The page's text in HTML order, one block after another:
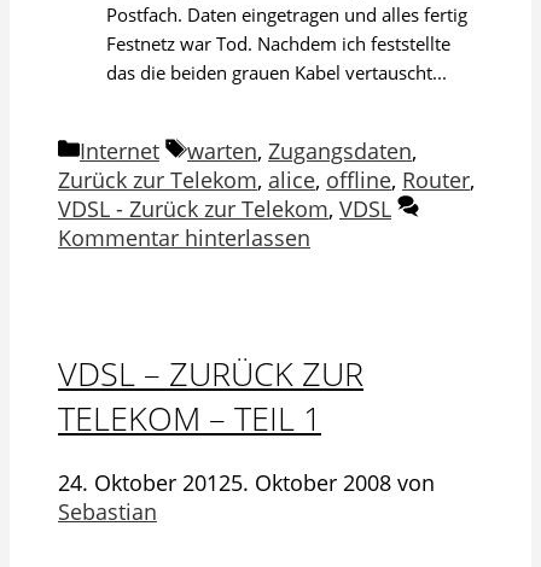
Postfach. Daten eingetragen und alles fertig
Festnetz war Tod. Nachdem ich feststellte
das die beiden grauen Kabel vertauscht...
Kategorien
Internet Schlagwörter
warten, Zugangsdaten,
Zurück zur Telekom, alice, offline, Router,
VDSL - Zurück zur Telekom, VDSL
Kommentar hinterlassen
VDSL – ZURÜCK ZUR
TELEKOM – TEIL 1
24. Oktober 20125. Oktober 2008 von
Sebastian